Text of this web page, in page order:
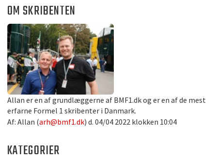
OM SKRIBENTEN
Allan er en af grundlæggerne af BMF1.dk og er en af de mest
erfarne Formel 1 skribenter i Danmark.
Af: Allan (arh@bmf1.dk) d. 04/04 2022 klokken 10:04
KATEGORIER